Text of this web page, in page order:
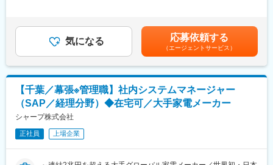
■配属先部門：
・経営統括本部法務部：男性3名／女性3名
変更の範囲：本文参照
大～中・小規模の法人・個人事業主のクライアントに対し、税務
顧問をはじめとした決算申告、税務調査対応等、知識を活かし幅
広い税務会計業務に携わっていただきます。
・法人税、消費税、所得税等の各申告書作成
・年末調整、法定調書作成、給与計算、源泉事務
・税務調査対応
・会社設立相談等
■顧客の主な業種
建設業が多く、売上3,000～4,000万規模のご案件が多いです。
（個人15件・法人50件 ）
給有無＞有＜残業手当＞有＜給与補足＞■給与査定：年1回■賞
与：あり（年2回）■給与制度評価制度が2025年3月に完成しまし
た！キャリアステップを「スペシャリスト」「マネジメント」の2
つの方向性に分け構築中。現職よりも透明性・公平性の高い評価
が受けられます！賃金はあくまでも目安の金額であり、選考を通
じて上下する可能性があります。月給(月額)は固定手当を含めた表
記です。
気になる 応募依頼する
（エージェントサービス）
【千葉／幕張※管理職】社内システムマネージャー
（SAP／経理分野）◆在宅可／大手家電メーカー
シャープ株式会社
正社員 上場企業